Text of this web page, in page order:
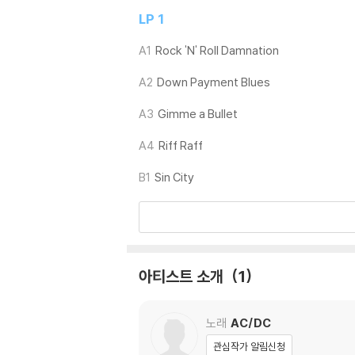
는 전용 제품 등을 이용하여 센터 홀을 조정하시
가능합니다
※ 컬러 디스크
아래에 해당하는 경우는 불량이 아니므로 개봉
2) 컬러 디스크의 특성상 제작 공정시 앨범마다
※ 반품/교환 안내
1) 불량으로 인한 반품/교환 요청 시에는 불량
LP 1
A1 Rock 'N' Roll Damnation
A2 Down Payment Blues
A3 Gimme a Bullet
A4 Riff Raff
B1 Sin City
아티스트 소개 1
노래 AC/DC
관심작가 알림신청